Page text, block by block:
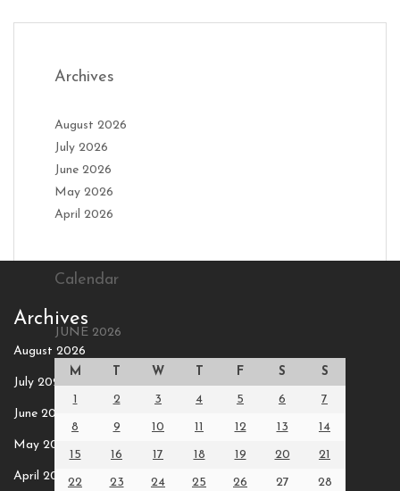
Archives
August 2026
July 2026
June 2026
May 2026
April 2026
Calendar
JUNE 2026
M T W T F S S
1 2 3 4 5 6 7
8 9 10 11 12 13 14
15 16 17 18 19 20 21
22 23 24 25 26 27 28
Archives
August 2026
July 2026
June 2026
May 2026
April 2026